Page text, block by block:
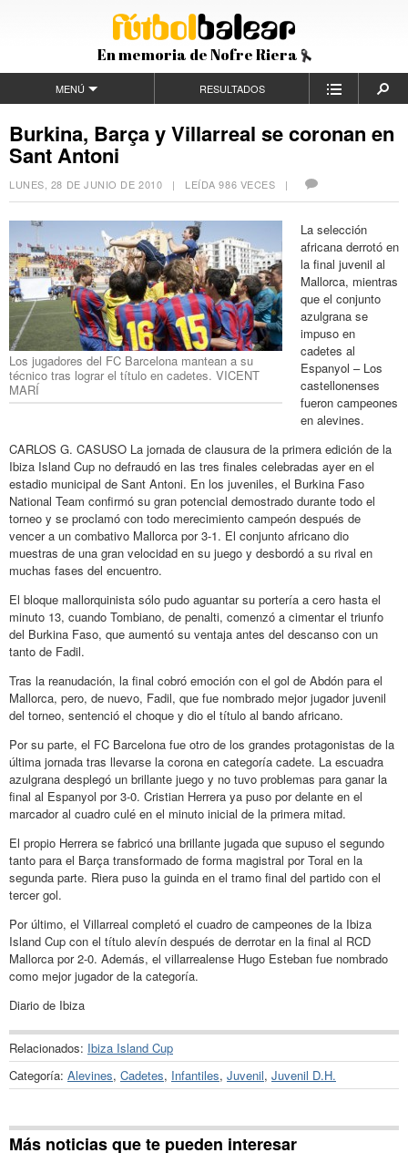
En memoria de Nofre Riera
MENÚ RESULTADOS
Burkina, Barça y Villarreal se coronan en
Sant Antoni
LUNES, 28 DE JUNIO DE 2010 | LEÍDA 986 VECES |
Los jugadores del FC Barcelona mantean a su
técnico tras lograr el título en cadetes. VICENT
MARÍ
La selección
africana derrotó en
la final juvenil al
Mallorca, mientras
que el conjunto
azulgrana se
impuso en
cadetes al
Espanyol – Los
castellonenses
fueron campeones
en alevines.
CARLOS G. CASUSO La jornada de clausura de la primera edición de la
Ibiza Island Cup no defraudó en las tres finales celebradas ayer en el
estadio municipal de Sant Antoni. En los juveniles, el Burkina Faso
National Team confirmó su gran potencial demostrado durante todo el
torneo y se proclamó con todo merecimiento campeón después de
vencer a un combativo Mallorca por 3-1. El conjunto africano dio
muestras de una gran velocidad en su juego y desbordó a su rival en
muchas fases del encuentro.
El bloque mallorquinista sólo pudo aguantar su portería a cero hasta el
minuto 13, cuando Tombiano, de penalti, comenzó a cimentar el triunfo
del Burkina Faso, que aumentó su ventaja antes del descanso con un
tanto de Fadil.
Tras la reanudación, la final cobró emoción con el gol de Abdón para el
Mallorca, pero, de nuevo, Fadil, que fue nombrado mejor jugador juvenil
del torneo, sentenció el choque y dio el título al bando africano.
Por su parte, el FC Barcelona fue otro de los grandes protagonistas de la
última jornada tras llevarse la corona en categoría cadete. La escuadra
azulgrana desplegó un brillante juego y no tuvo problemas para ganar la
final al Espanyol por 3-0. Cristian Herrera ya puso por delante en el
marcador al cuadro culé en el minuto inicial de la primera mitad.
El propio Herrera se fabricó una brillante jugada que supuso el segundo
tanto para el Barça transformado de forma magistral por Toral en la
segunda parte. Riera puso la guinda en el tramo final del partido con el
tercer gol.
Por último, el Villarreal completó el cuadro de campeones de la Ibiza
Island Cup con el título alevín después de derrotar en la final al RCD
Mallorca por 2-0. Además, el villarrealense Hugo Esteban fue nombrado
como mejor jugador de la categoría.
Diario de Ibiza
Relacionados: Ibiza Island Cup
Categoría: Alevines, Cadetes, Infantiles, Juvenil, Juvenil D.H.
Más noticias que te pueden interesar